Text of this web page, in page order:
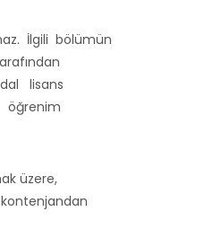
İlgili bölümün
lisans
üzere,